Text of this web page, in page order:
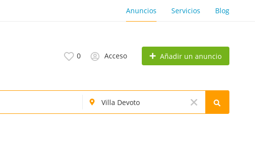
Anuncios Servicios Blog
0 Acceso Añadir un anuncio